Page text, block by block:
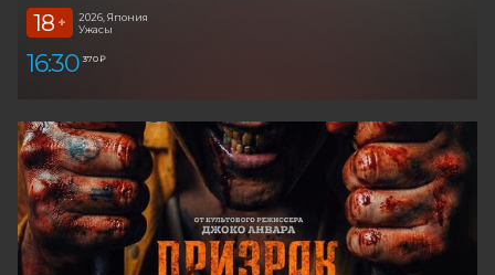
18 +
2026, Япония
Ужасы
16:30 370 ₽